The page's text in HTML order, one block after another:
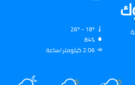
84%
2.06 كيلومتر/ساعة